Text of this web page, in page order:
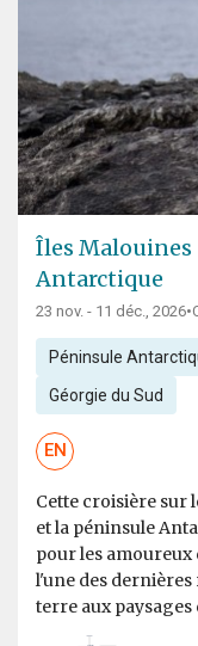
Îles Malouines
Antarctique
23 nov. - 11 déc., 2026•
Péninsule
Géorgie du Sud
EN
Cette croisière sur
et la péninsule
pour les amoureux
l'une des
terre aux paysages